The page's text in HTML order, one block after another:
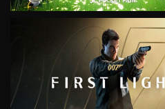
VIEW